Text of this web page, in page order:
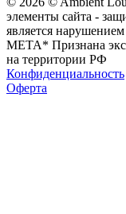
элементы сайта -
является
МЕТА* Признана
на территории РФ
Конфиденциальность
Оферта